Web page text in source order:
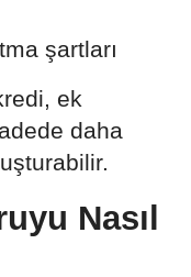
şartları
ek
daha
Nasıl